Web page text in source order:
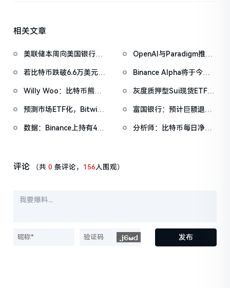
相关文章
美联储本周向美国银行体
冠疫情以来第四大流动性
注入
OpenAI与Paradigm推出
Agent在智能合约安全中
的应用
若比特币跌破6.6万美元，
度将达9.57亿
Binance Alpha将于今日
242分
Willy Woo：比特币熊市
性好转仍需等待
灰度质押型Sui现货ETF将
预测市场ETF化，Bitwise
市场式ETF
富国银行：预计巨额退税
前将有1500亿美元资金流
数据：Binance上持有475
分析师：比特币每日净买
评论 （共0 条评论， 156人围观）
发布